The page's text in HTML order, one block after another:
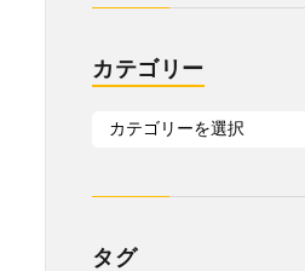
カテゴリー
タグ